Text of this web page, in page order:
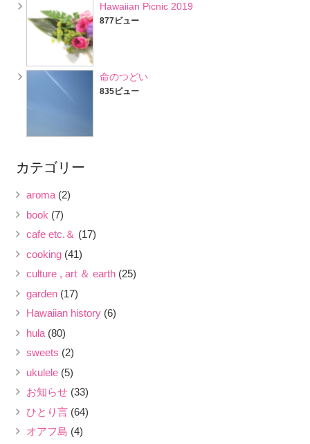
Hawaiian Picnic 2019
877ビュー
命のつどい
835ビュー
カテゴリー
aroma(2)
book (7)
cafe etc.＆ (17)
cooking(41)
culture , art ＆ earth(25)
garden(17)
Hawaiian history(6)
hula(80)
sweets (2)
ukulele(5)
お知らせ(33)
ひとり言(64)
オアフ島 (4)